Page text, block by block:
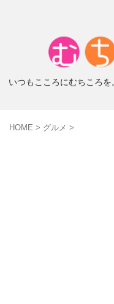
いつもこころにむちころ
HOME > グルメ >